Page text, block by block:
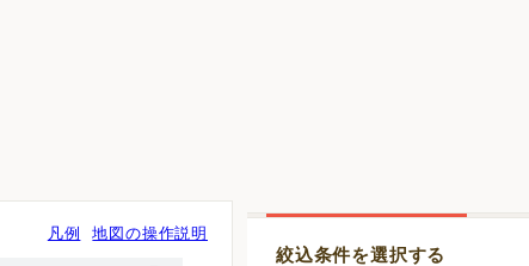
凡例 地図の操作説明
絞込条件を選択する